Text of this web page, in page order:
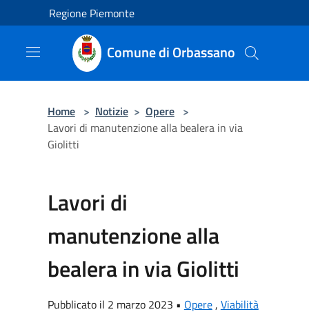
Salta al contenuto principale
Regione Piemonte
Comune di Orbassano
Home > Notizie > Opere >
Lavori di manutenzione alla bealera in via
Giolitti
Lavori di
manutenzione alla
bealera in via Giolitti
Pubblicato il 2 marzo 2023 • Opere, Viabilità